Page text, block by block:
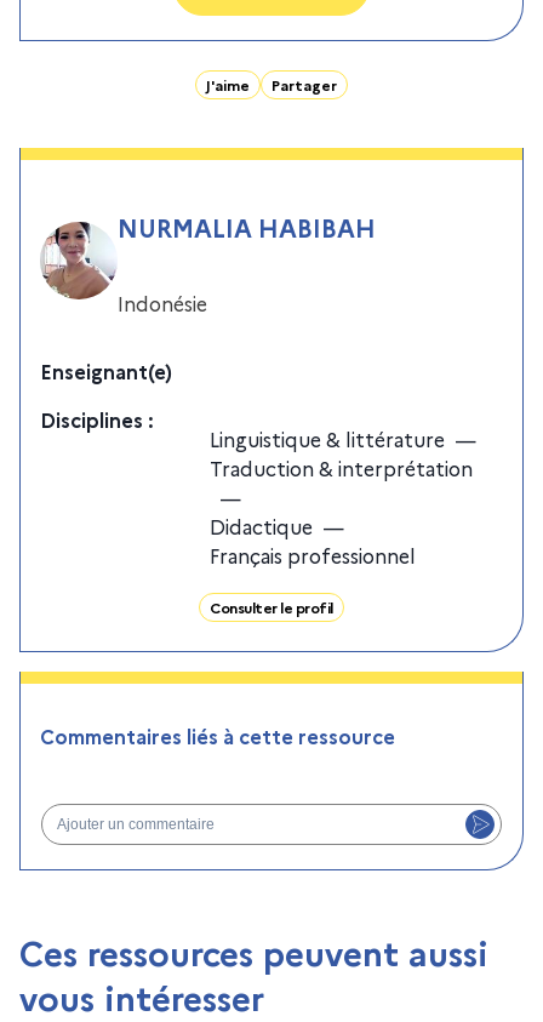
J'aime Partager
NURMALIA HABIBAH
Indonésie
Enseignant(e)
Disciplines :
Linguistique & littérature —
Traduction & interprétation
—
Didactique —
Français professionnel
Consulter le profil
Commentaires liés à cette ressource
Ajouter un commentaire
Ces ressources peuvent aussi
vous intéresser